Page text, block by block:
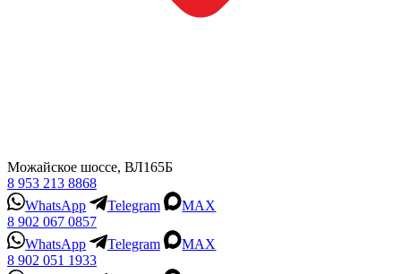
Можайское шоссе, ВЛ165Б
8 953 213 8868
WhatsApp
Telegram
MAX
8 902 067 0857
WhatsApp
Telegram
MAX
8 902 051 1933